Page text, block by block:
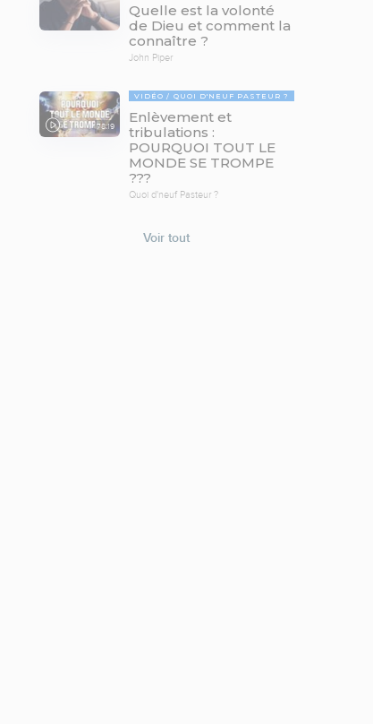
Quelle est la volonté
de Dieu et comment la
connaître ?
John Piper
78:19
VIDÉO QUOI D'NEUF PASTEUR ?
Enlèvement et
tribulations :
POURQUOI TOUT LE
MONDE SE TROMPE
???
Quoi d'neuf Pasteur ?
Voir tout